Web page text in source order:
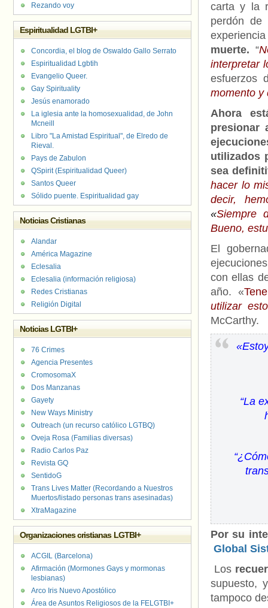
carta y la
perdón de
muerte.“
interpretar
esfuerzos
momento y
Ahora
presionar
utilizados
sea
hacer lo
decir,
«Siempre
Bueno,
El
con ellas
año. «
utilizar
McCarthy.
“La
Por su
Global
Los
supuesto,
tampoco
Rezando voy
Espiritualidad LGTBI+
Concordia, el blog de Oswaldo Gallo Serrato
Espiritualidad Lgbtih
Evangelio Queer.
Gay Spirituality
Jesús enamorado
La iglesia ante la homosexualidad, de John
Mcneill
Libro "La Amistad Espiritual", de Elredo de
Rieval.
Pays de Zabulon
QSpirit (Espiritualidad Queer)
Santos Queer
Sólido puente. Espiritualidad gay
Noticias Cristianas
Alandar
América Magazine
Eclesalia
Eclesalia (información religiosa)
Redes Cristianas
Religión Digital
Noticias LGTBI+
76 Crimes
Agencia Presentes
CromosomaX
Dos Manzanas
Gayety
New Ways Ministry
Outreach (un recurso católico LGTBQ)
Oveja Rosa (Familias diversas)
Radio Carlos Paz
Revista GQ
SentidoG
Trans Lives Matter (Recordando a Nuestros
Muertos/listado personas trans asesinadas)
XtraMagazine
Organizaciones cristianas LGTBI+
ACGIL (Barcelona)
Afirmación (Mormones Gays y mormonas
lesbianas)
Arco Iris Nuevo Apostólico
Área de Asuntos Religiosos de la FELGTBI+